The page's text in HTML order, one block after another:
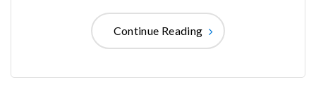
Continue Reading